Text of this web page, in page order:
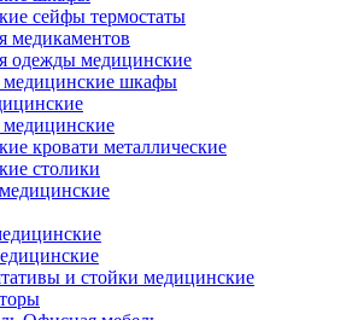
сейфы термостаты
одежды медицинские
шкафы
медицинские
кровати металлические
столики
и стойки медицинские